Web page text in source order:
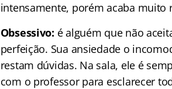
intensamente, porém acaba muito
Obsessivo: é alguém que não
perfeição. Sua ansiedade o
restam dúvidas. Na sala, ele é
com o professor para esclarecer